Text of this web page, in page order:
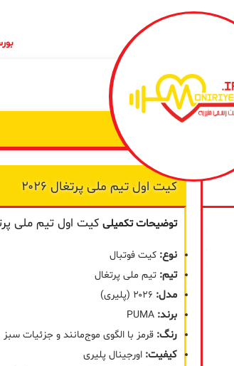
به من
پیامک
زمانیکه
فروش شد
کیت اول تیم ملی پرتغال ۲۰۲۶
توضیحات تکمیلی کیت اول تیم ملی
نوع: کیت فوتبال
تیم: تیم ملی پرتغال
مدل:
برند:
رنگ: قرمز با الگوی موج‌مانند و جزئیات سبز
کیفیت: اورجینال پلیری